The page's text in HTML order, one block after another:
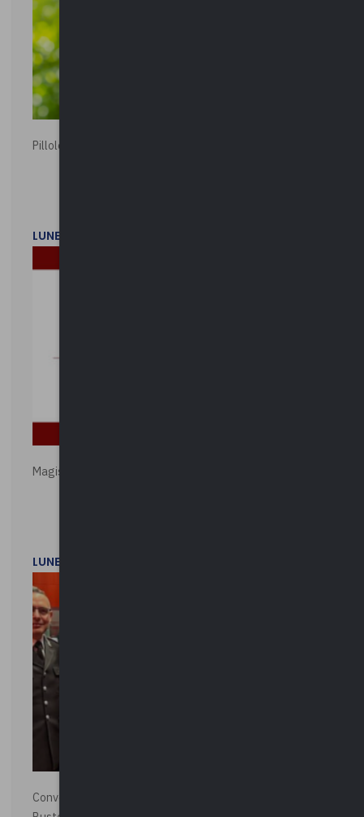
Pillole ambientali | 2026
LUNEDì 2 FEBBRAIO 2026
Magistratura e Costituzione. Le ragioni del SÌ e del NO
LUNEDì 1 DICEMBRE 2025
Convegno “La Polizia Locale per la sicurezza della città”,